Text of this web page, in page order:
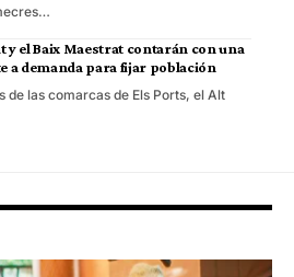
y el Baix Maestrat contarán con una
a demanda para fijar población
las comarcas de Els Ports, el Alt